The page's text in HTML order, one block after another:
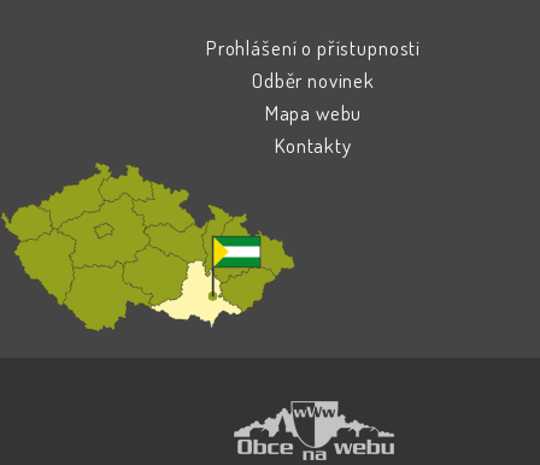
Prohlášení o přístupnosti
Odběr novinek
Mapa webu
Kontakty